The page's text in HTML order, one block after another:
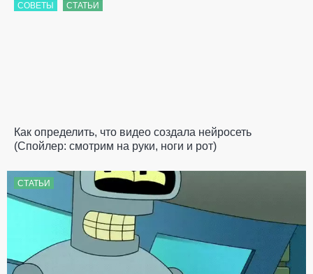
СОВЕТЫ СТАТЬИ
Как определить, что видео создала нейросеть
(Спойлер: смотрим на руки, ноги и рот)
СТАТЬИ